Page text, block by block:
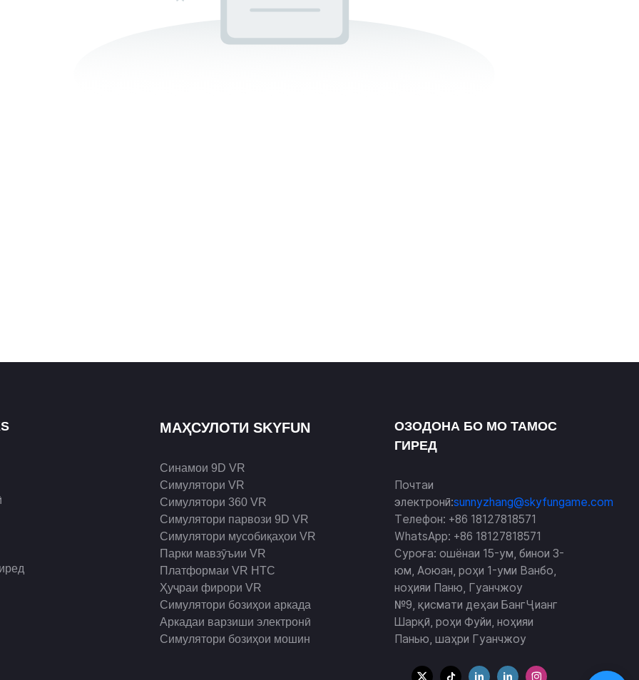
МАҲСУЛОТИ SKYFUN
Синамои 9D VR
Симулятори VR
Симулятори 360 VR
Симулятори парвози 9D VR
Симулятори мусобиқаҳои VR
Парки мавзӯъии VR
Платформаи VR HTC
Ҳуҷраи фирори VR
Симулятори бозиҳои аркада
Аркадаи варзиши электронӣ
Симулятори бозиҳои мошин
ОЗОДОНА БО МО ТАМОС
ГИРЕД
Почтаи
электронӣ:sunnyzhang@skyfungame.com
Телефон: +86 18127818571
WhatsApp: +86 18127818571
Суроға: ошёнаи 15-ум, бинои 3-
юм, Аоюан, роҳи 1-уми Ванбо,
ноҳияи Паню, Гуанчжоу
№9, қисмати деҳаи БангҶианг
Шарқӣ, роҳи Фуйи, ноҳияи
Панью, шаҳри Гуанчжоу